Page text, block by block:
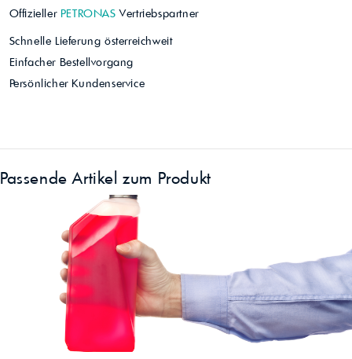
Offizieller PETRONAS Vertriebspartner
Schnelle Lieferung österreichweit
Einfacher Bestellvorgang
Persönlicher Kundenservice
Passende Artikel zum Produkt